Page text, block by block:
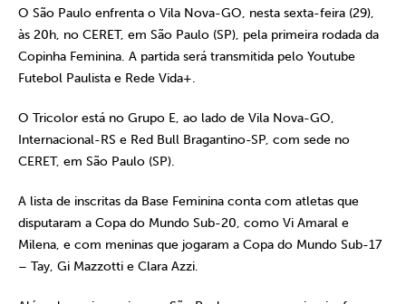
O São Paulo enfrenta o Vila Nova-GO, nesta sexta-feira (29),
às 20h, no CERET, em São Paulo (SP), pela primeira rodada da
Copinha Feminina. A partida será transmitida pelo Youtube
Futebol Paulista e Rede Vida+.
O Tricolor está no Grupo E, ao lado de Vila Nova-GO,
Internacional-RS e Red Bull Bragantino-SP, com sede no
CERET, em São Paulo (SP).
A lista de inscritas da Base Feminina conta com atletas que
disputaram a Copa do Mundo Sub-20, como Vi Amaral e
Milena, e com meninas que jogaram a Copa do Mundo Sub-17
– Tay, Gi Mazzotti e Clara Azzi.